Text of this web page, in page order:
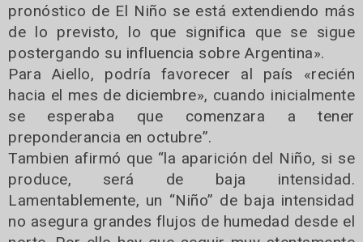
pronóstico de El Niño se está extendiendo más
de lo previsto, lo que significa que se sigue
postergando su influencia sobre Argentina».
Para Aiello, podría favorecer al país «recién
hacia el mes de diciembre», cuando inicialmente
se esperaba que comenzara a tener
preponderancia en octubre”.
Tambien afirmó que “la aparición del Niño, si se
produce, será de baja intensidad.
Lamentablemente, un “Niño” de baja intensidad
no asegura grandes flujos de humedad desde el